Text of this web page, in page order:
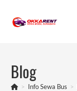
content
Blog
> Info Sewa Bus >